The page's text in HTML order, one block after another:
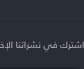
اشترك في نشراتنا